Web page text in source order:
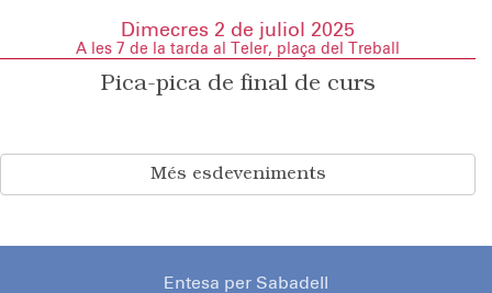
Dimecres 2 de juliol 2025
A les 7 de la tarda al Teler, plaça del Treball
Pica-pica de final de curs
Més esdeveniments
Entesa per Sabadell